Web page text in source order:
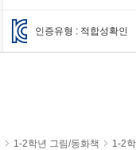
인증유형 : 적합성확인
1-2학년 그림/동화책
1-2